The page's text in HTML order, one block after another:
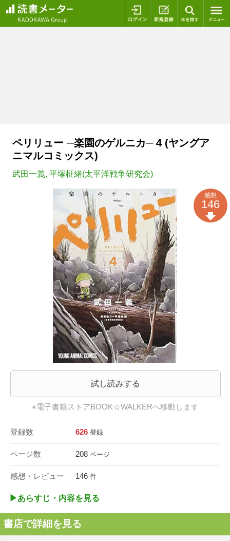
ログイン 新規登録
ペリリュー ─楽園のゲルニカ─ 4 (ヤングア
ニマルコミックス)
武田一義, 平塚柾緒(太平洋戦争研究会)
試し読みする
※電子書籍ストアBOOK☆WALKERへ移動します
登録数 626 登録
ページ数 208 ページ
感想・レビュー 146 件
感想
146
▶︎あらすじ・内容を見る
書店で詳細を見る